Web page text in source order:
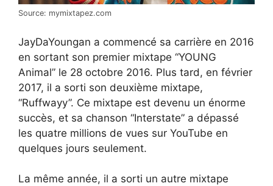
Source: mymixtapez.com
JayDaYoungan a commencé sa carrière en 2016
en sortant son premier mixtape “YOUNG
Animal” le 28 octobre 2016. Plus tard, en février
2017, il a sorti son deuxième mixtape,
“Ruffwayy”. Ce mixtape est devenu un énorme
succès, et sa chanson “Interstate” a dépassé
les quatre millions de vues sur YouTube en
quelques jours seulement.
La même année, il a sorti un autre mixtape